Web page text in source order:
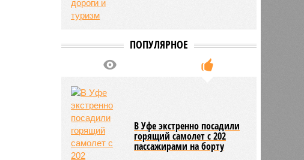
ПОПУЛЯРНОЕ
В Уфе экстренно посадили
горящий самолет с 202
пассажирами на борту